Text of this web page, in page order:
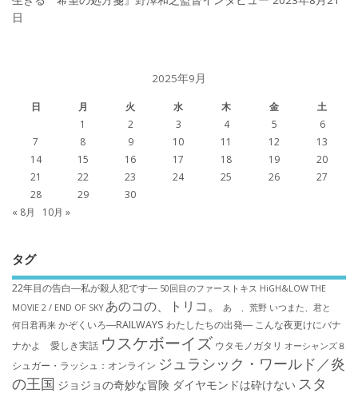
日
2025年9月
日 月 火 水 木 金
土
1
2 3 4 5
6
7
8 9 10 11 12
13
14
15 16 17 18 19
20
21
22 23 24 25 26
27
28
29
30
« 8月
10月 »
タグ
22年目の告白―私が殺人犯です― 50回目のファーストキス HiGH&LOW THE
MOVIE 2 / END OF SKY あのコの、トリコ。 あゝ、荒野 いつまた、君と
何日君再来 かぞくいろ―RAILWAYS わたしたちの出発― こんな夜更けにバナ
ナかよ 愛しき実話 ウスケボーイズ ウタモノガタリ オーシャンズ８
シュガー・ラッシュ：オ​ンライン ジュラシック・ワールド／炎
の王国 ジョジョの奇妙な冒険 ダイヤモンドは砕けない スタ